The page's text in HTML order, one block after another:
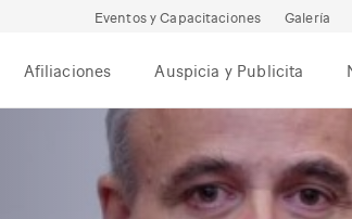
Eventos y Capacitaciones Galería
Afiliaciones Auspicia y Publicita